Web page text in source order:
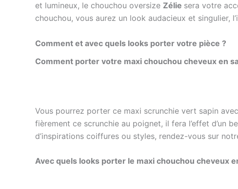
et lumineux, le chouchou oversize Zélie sera votre
chouchou, vous aurez un look audacieux et singulier,
Comment et avec quels looks porter votre pièce ?
Comment porter votre maxi chouchou cheveux en
Vous pourrez porter ce maxi scrunchie vert sapin
fièrement ce scrunchie au poignet, il fera l’effet d’un
d’inspirations coiffures ou styles, rendez-vous sur
Avec quels looks porter le maxi chouchou cheveux